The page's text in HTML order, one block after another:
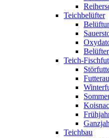
Teichbelüfter
Teich-
Teichbau